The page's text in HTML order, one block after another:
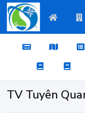
TV Tuyên